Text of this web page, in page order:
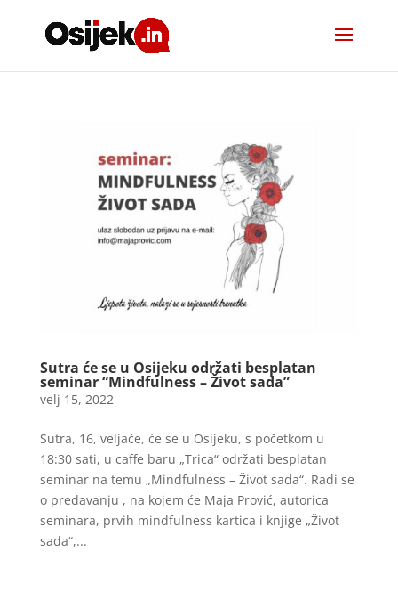
Sutra će se u Osijeku održati besplatan
seminar “Mindfulness – Život sada”
velj 15, 2022
Sutra, 16, veljače, će se u Osijeku, s početkom u
18:30 sati, u caffe baru „Trica“ održati besplatan
seminar na temu „Mindfulness – Život sada“. Radi se
o predavanju , na kojem će Maja Prović, autorica
seminara, prvih mindfulness kartica i knjige „Život
sada“,...